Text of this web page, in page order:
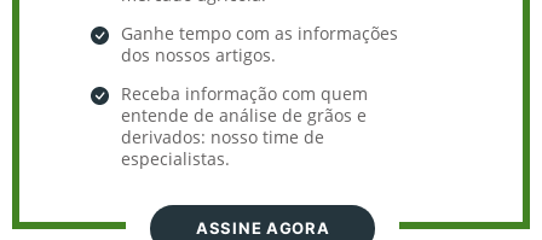
Ganhe tempo com as informações
dos nossos artigos.
Receba informação com quem
entende de análise de grãos e
derivados: nosso time de
especialistas.
ASSINE AGORA